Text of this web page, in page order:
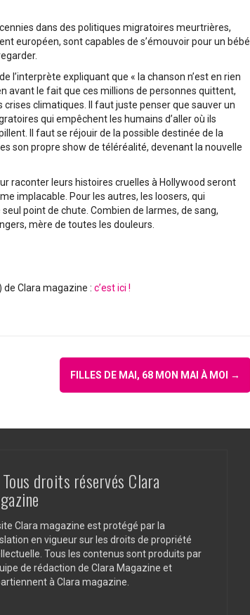
dans des politiques migratoires meurtrières,
européen, sont capables de s’émouvoir pour un bébé
l’interprète expliquant que « la chanson n’est en rien
avant le fait que ces millions de personnes quittent,
climatiques. Il faut juste penser que sauver un
qui empêchent les humains d’aller où ils
Il faut se réjouir de la possible destinée de la
son propre show de téléréalité, devenant la nouvelle
raconter leurs histoires cruelles à Hollywood seront
implacable. Pour les autres, les loosers, qui
point de chute. Combien de larmes, de sang,
mère de toutes les douleurs.
Clara magazine : c’est ici !
FILLES DE MAI, 68 MON MAI À MOI →
droits réservés Clara
site Clara magazine est protégé par la
en vigueur sur les droits de propriété
Tous les contenus sont produits par
de rédaction de Clara Magazine et
à Clara magazine.